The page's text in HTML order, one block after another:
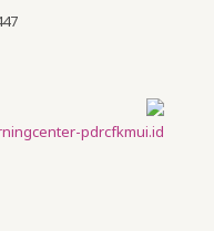
pdrcfkmui.id